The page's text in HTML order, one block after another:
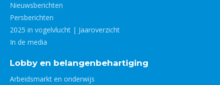
Nieuwsberichten
Persberichten
2025 in vogelvlucht | Jaaroverzicht
In de media
Lobby en belangenbehartiging
Arbeidsmarkt en onderwijs